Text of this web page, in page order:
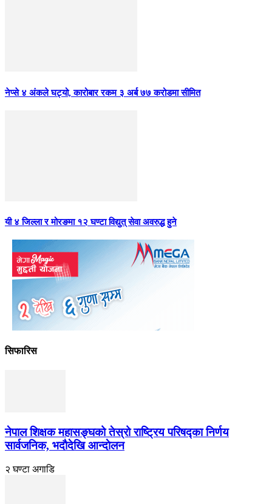
नेप्से ४ अंकले घट्यो, कारोबार रकम ३ अर्ब ७७ करोडमा सीमित
यी ४ जिल्ला र मोरङमा १२ घण्टा विद्युत् सेवा अवरुद्ध हुने
सिफारिस
नेपाल शिक्षक महासङ्घको तेस्रो राष्ट्रिय परिषद्का निर्णय
सार्वजनिक, भदाैदेखि आन्दाेलन
२ घण्टा अगाडि